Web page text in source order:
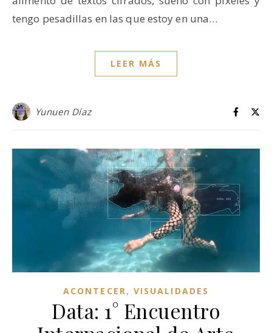
tengo pesadillas en las que estoy en una…
LEER MÁS
Yunuen Díaz
ACONTECER, VISUALIDADES
Data: 1° Encuentro